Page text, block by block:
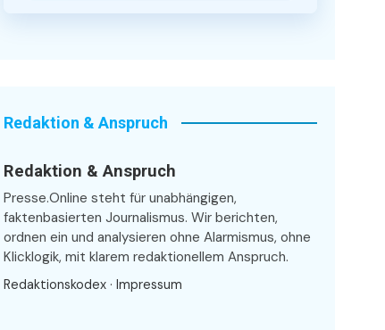
Redaktion & Anspruch
Redaktion & Anspruch
Presse.Online steht für unabhängigen,
faktenbasierten Journalismus. Wir berichten,
ordnen ein und analysieren ohne Alarmismus, ohne
Klicklogik, mit klarem redaktionellem Anspruch.
Redaktionskodex · Impressum